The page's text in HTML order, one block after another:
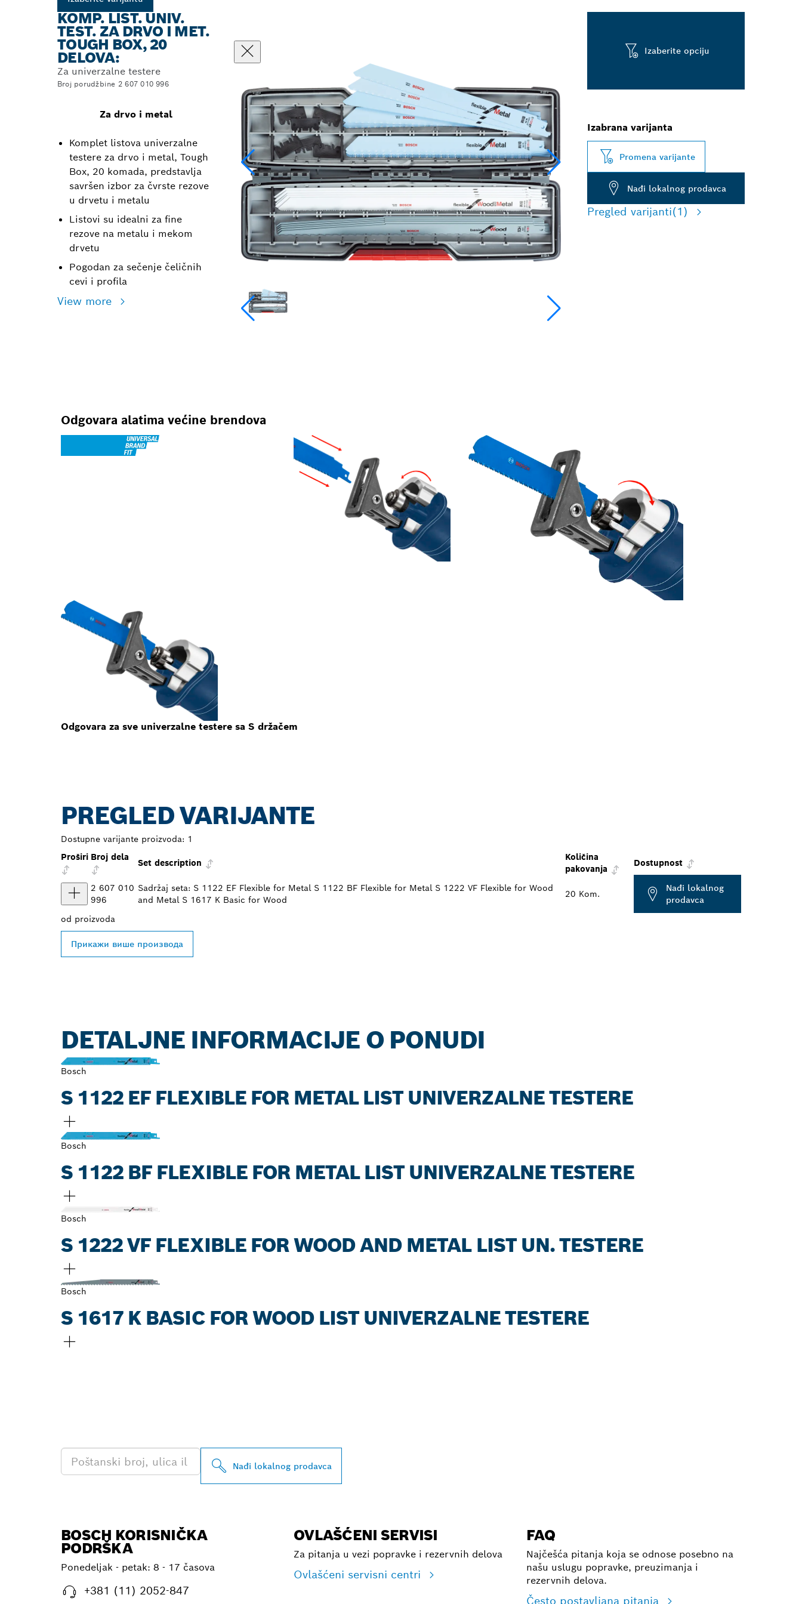
KOMP. LIST. UNIV.
TEST. ZA DRVO I MET.
TOUGH BOX, 20
DELOVA:
Za univerzalne testere
Broj porudžbine 2 607 010 996
Za drvo i metal
Komplet listova univerzalne
testere za drvo i metal, Tough
Box, 20 komada, predstavlja
savršen izbor za čvrste rezove
u drvetu i metalu
Listovi su idealni za fine
rezove na metalu i mekom
drvetu
Pogodan za sečenje čeličnih
cevi i profila
View more
Izaberite opciju
Izabrana varijanta
Promena varijante
Nađi lokalnog prodavca
Pregled varijanti(1)
Odgovara alatima većine brendova
Odgovara za sve univerzalne testere sa S držačem
PREGLED VARIJANTE
Dostupne varijante proizvoda: 1
Proširi Broj dela
Set description
Količina
pakovanja
Dostupnost
2 607 010
996
Sadržaj seta: S 1122 EF Flexible for Metal S 1122 BF Flexible for Metal S 1222 VF Flexible for Wood
and Metal S 1617 K Basic for Wood
20 Kom.
Nađi lokalnog
prodavca
od proizvoda
Прикажи више производа
DETALJNE INFORMACIJE O PONUDI
Bosch
S 1122 EF FLEXIBLE FOR METAL LIST UNIVERZALNE TESTERE
Bosch
S 1122 BF FLEXIBLE FOR METAL LIST UNIVERZALNE TESTERE
Bosch
S 1222 VF FLEXIBLE FOR WOOD AND METAL LIST UN. TESTERE
Bosch
S 1617 K BASIC FOR WOOD LIST UNIVERZALNE TESTERE
Nađi lokalnog prodavca
BOSCH KORISNIČKA
PODRŠKA
Ponedeljak - petak: 8 - 17 časova
+381 (11) 2052-847
OVLAŠĆENI SERVISI
Za pitanja u vezi popravke i rezervnih delova
Ovlašćeni servisni centri
FAQ
Najčešća pitanja koja se odnose posebno na
našu uslugu popravke, preuzimanja i
rezervnih delova.
Često postavljana pitanja